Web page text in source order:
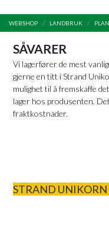
WEBSHOP LANDBRUK
SÅVARER
Vi lagerfører de mest
gjerne en titt i Strand
mulighet til å fremskaffe
lager hos produsenten.
fraktkostnader.
STRAND